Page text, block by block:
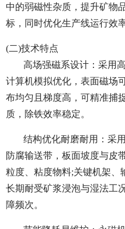
中的弱磁性杂质，提升矿物
标，同时优化生产线运行效
(二)技术特点
高场强磁系设计：采用
计算机模拟优化，表面磁场
布均匀且梯度高，可精准捕
质，除铁效率稳定。
结构优化耐磨耐用：采
防腐输送带，板面坡度与皮
粒度、粘度物料;关键机架、
长期耐受矿浆浸泡与湿法工
障频次。